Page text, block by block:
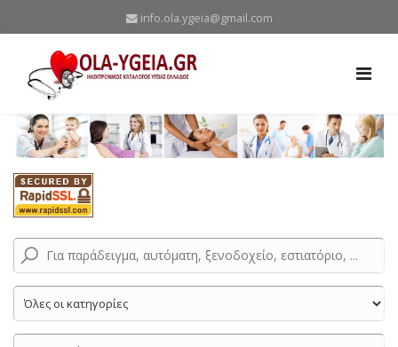
info.ola.ygeia@gmail.com